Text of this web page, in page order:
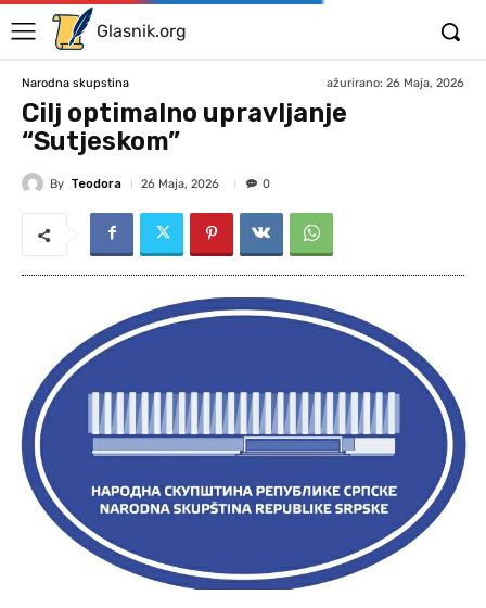
Glasnik.org
Narodna skupstina ažurirano: 26 Maja, 2026
Cilj optimalno upravljanje
“Sutjeskom”
By Teodora 26 Maja, 2026 0